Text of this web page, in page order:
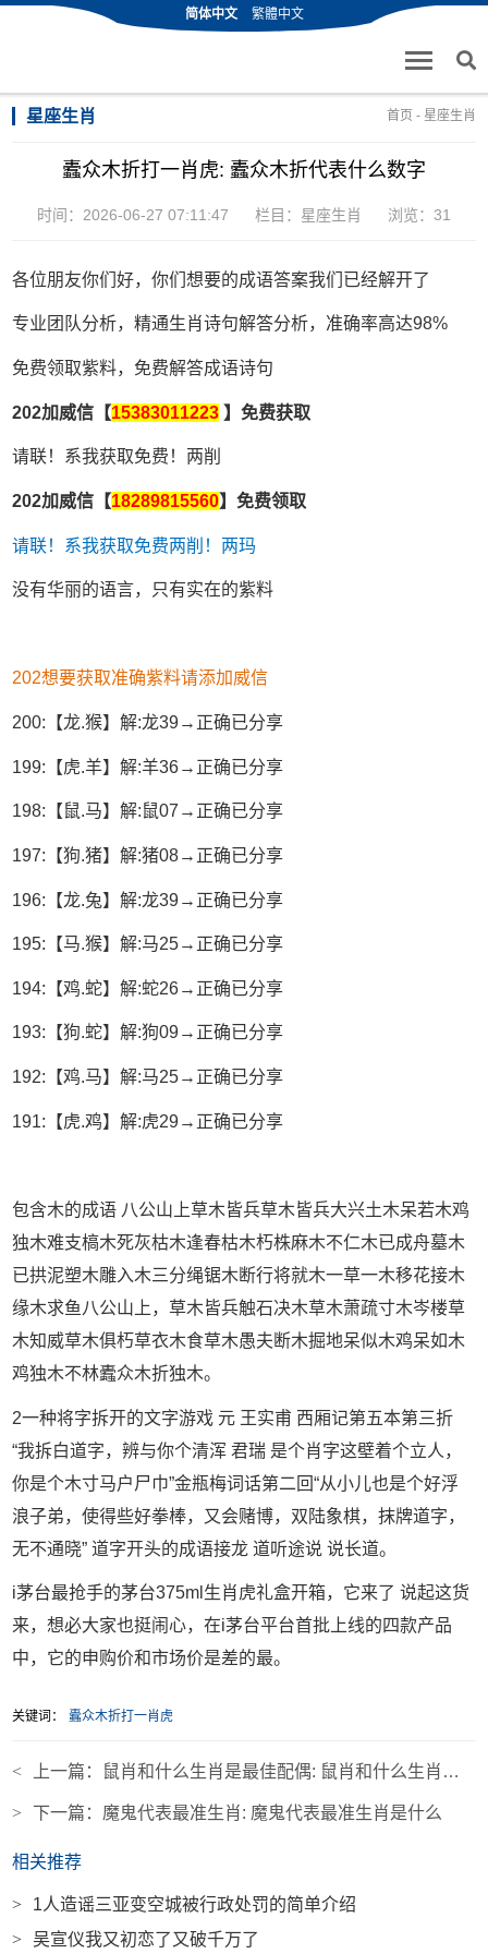
简体中文 繁體中文
星座生肖 首页 - 星座生肖
蠹众木折打一肖虎: 蠹众木折代表什么数字
时间：2026-06-27 07:11:47 栏目： 星座生肖 浏览：31
各位朋友你们好，你们想要的成语答案我们已经解开了
专业团队分析，精通生肖诗句解答分析，准确率高达98%
免费领取紫料，免费解答成语诗句
202加威信【15383011223 】免费获取
请联！系我获取免费！两削
202加威信【18289815560】免费领取
请联！系我获取免费两削！两玛
没有华丽的语言，只有实在的紫料
202想要获取准确紫料请添加威信
200:【龙.猴】解:龙39→正确已分享
199:【虎.羊】解:羊36→正确已分享
198:【鼠.马】解:鼠07→正确已分享
197:【狗.猪】解:猪08→正确已分享
196:【龙.兔】解:龙39→正确已分享
195:【马.猴】解:马25→正确已分享
194:【鸡.蛇】解:蛇26→正确已分享
193:【狗.蛇】解:狗09→正确已分享
192:【鸡.马】解:马25→正确已分享
191:【虎.鸡】解:虎29→正确已分享
包含木的成语 八公山上草木皆兵草木皆兵大兴土木呆若木鸡
独木难支槁木死灰枯木逢春枯木朽株麻木不仁木已成舟墓木
已拱泥塑木雕入木三分绳锯木断行将就木一草一木移花接木
缘木求鱼八公山上，草木皆兵触石决木草木萧疏寸木岑楼草
木知威草木俱朽草衣木食草木愚夫断木掘地呆似木鸡呆如木
鸡独木不林蠹众木折独木。
2一种将字拆开的文字游戏 元 王实甫 西厢记第五本第三折
“我拆白道字，辨与你个清浑 君瑞 是个肖字这壁着个立人，
你是个木寸马户尸巾”金瓶梅词话第二回“从小儿也是个好浮
浪子弟，使得些好拳棒，又会赌博，双陆象棋，抹牌道字，
无不通晓” 道字开头的成语接龙 道听途说 说长道。
i茅台最抢手的茅台375ml生肖虎礼盒开箱，它来了 说起这货
来，想必大家也挺闹心，在i茅台平台首批上线的四款产品
中，它的申购价和市场价是差的最。
关键词： 蠹众木折打一肖虎
< 上一篇： 鼠肖和什么生肖是最佳配偶: 鼠肖和什么生肖是最佳配偶关系
> 下一篇： 魔鬼代表最准生肖: 魔鬼代表最准生肖是什么
相关推荐
>
1人造谣三亚变空城被行政处罚的简单介绍
>
吴宣仪我又初恋了又破千万了